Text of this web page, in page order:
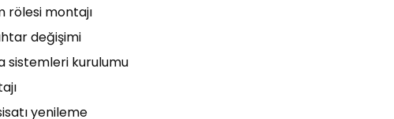
rölesi montajı
değişimi
sistemleri kurulumu
yenileme